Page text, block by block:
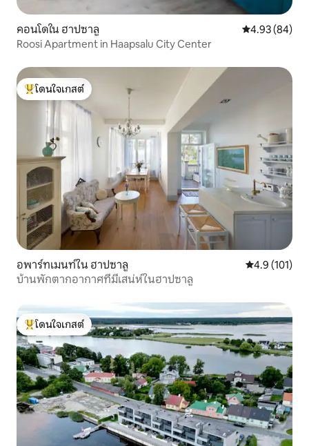
คอนโดใน ฮาปซาลู คะแนนเฉลี่ย
4.93 (84)
Roosi Apartment in Haapsalu City Center
โดนใจเกสต์ที่สุด
โดนใจเกสต์
อพาร์ทเมนท์ใน ฮาปซาลู คะแนนเฉลี่ย
4.9 (101)
บ้านพักตากอากาศที่มีเสน่ห์ในฮาปซาลู
โดนใจเกสต์ที่สุด
โดนใจเกสต์